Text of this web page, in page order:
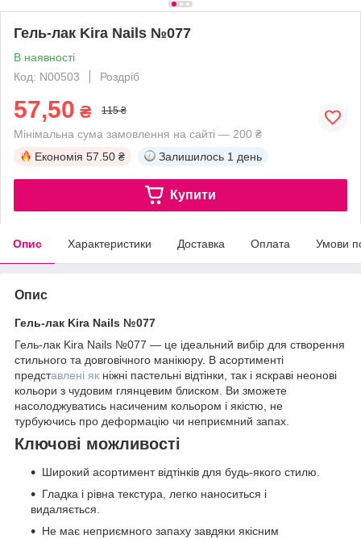
Гель-лак Kira Nails №077
В наявності
Код: N00503
Роздріб
57,50 ₴ 115 ₴
Мінімальна сума замовлення на сайті — 200 ₴
Економія 57.50 ₴ Залишилось 1 день
Купити
Опис Характеристики Доставка Оплата Умови
Опис
Гель-лак Kira Nails №077
Гель-лак Kira Nails №077 — це ідеальний вибір для створення
стильного та довговічного манікюру. В асортименті
представлені як ніжні пастельні відтінки, так і яскраві неонові
кольори з чудовим глянцевим блиском. Ви зможете
насолоджуватись насиченим кольором і якістю, не
турбуючись про деформацію чи неприємний запах.
Ключові можливості
Широкий асортимент відтінків для будь-якого стилю.
Гладка і рівна текстура, легко наноситься і
видаляється.
Не має неприємного запаху завдяки якісним